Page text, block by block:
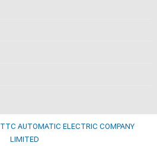
TTC AUTOMATIC ELECTRIC COMPANY
LIMITED